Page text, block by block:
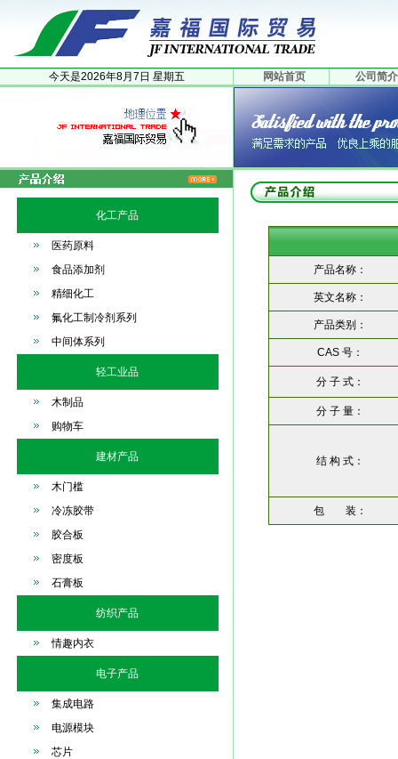
今天是2026年8月 7日 星期五 网站首页 公司简介
化工产品
医药原料
食品添加剂
精细化工
氟化工制冷剂系列
中间体系列
轻工业品
木制品
购物车
建材产品
木门槛
冷冻胶带
胶合板
密度板
石膏板
纺织产品
情趣内衣
电子产品
集成电路
电源模块
芯片
产品名称：
英文名称：
产品类别：
CAS 号：
分 子 式：
分 子 量：
结 构 式：
包 装：